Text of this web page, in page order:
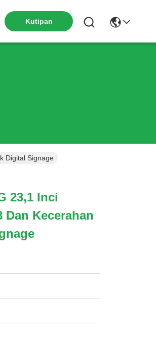
Kutipan
Digital Signage
23,1 Inci
Dan Kecerahan